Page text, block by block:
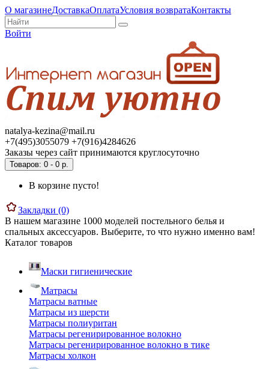
О магазинеДоставкаОплатаУсловия возвратаКонтакты
Войти
natalya-kezina@mail.ru
+7(495)3055079 +7(916)4284626
Заказы через сайт принимаются круглосуточно
Товаров: 0 - 0 р.
В корзине пусто!
Закладки (0)
В нашем магазине 1000 моделей постельного белья и
спальных аксессуаров. Выберите, то что нужно именно вам!
Каталог товаров
Маски гигиенические
Матрасы
Матрасы ватные
Матрасы из шерсти
Матрасы полиуритан
Матрасы регенирированное волокно
Матрасы регенирированное волокно в тике
Матрасы холкон